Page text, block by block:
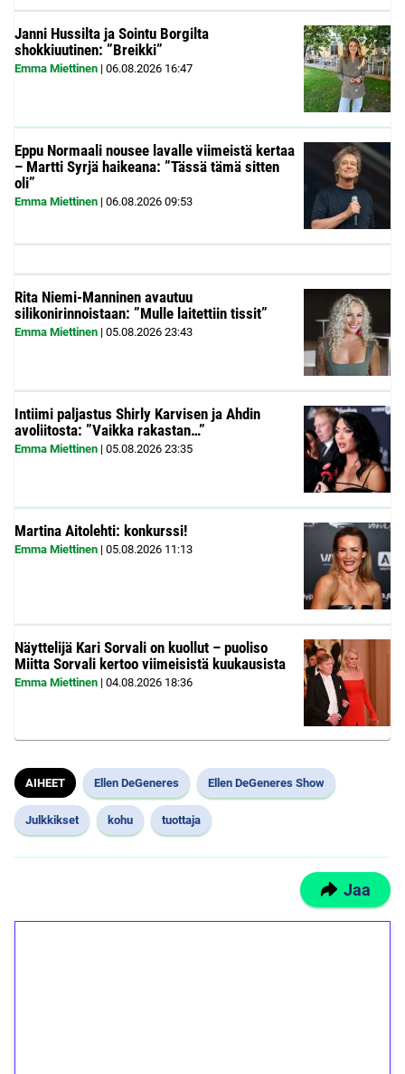
Janni Hussilta ja Sointu Borgilta
shokkiuutinen: ”Breikki”
Emma Miettinen | 06.08.2026 16:47
Eppu Normaali nousee lavalle viimeistä kertaa
– Martti Syrjä haikeana: ”Tässä tämä sitten
oli”
Emma Miettinen | 06.08.2026 09:53
Rita Niemi-Manninen avautuu
silikonirinnoistaan: ”Mulle laitettiin tissit”
Emma Miettinen | 05.08.2026 23:43
Intiimi paljastus Shirly Karvisen ja Ahdin
avoliitosta: ”Vaikka rakastan…”
Emma Miettinen | 05.08.2026 23:35
Martina Aitolehti: konkurssi!
Emma Miettinen | 05.08.2026 11:13
Näyttelijä Kari Sorvali on kuollut – puoliso
Miitta Sorvali kertoo viimeisistä kuukausista
Emma Miettinen | 04.08.2026 18:36
AIHEET Ellen DeGeneres Ellen DeGeneres Show
Julkkikset kohu tuottaja
Jaa